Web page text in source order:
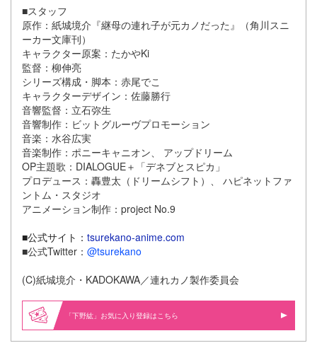
■スタッフ
原作：紙城境介『継母の連れ子が元カノだった』（角川スニ
ーカー文庫刊）
キャラクター原案：たかやKi
監督：柳伸亮
シリーズ構成・脚本：赤尾でこ
キャラクターデザイン：佐藤勝行
音響監督：立石弥生
音響制作：ビットグルーヴプロモーション
音楽：水谷広実
音楽制作：ポニーキャニオン、 アップドリーム
OP主題歌：DIALOGUE＋「デネブとスピカ」
プロデュース：轟豊太（ドリームシフト）、 ハピネットファ
ントム・スタジオ
アニメーション制作：project No.9
■公式サイト： tsurekano-anime.com
■公式Twitter： @tsurekano
(C)紙城境介・KADOKAWA／連れカノ製作委員会
「下野紘」お気に入り登録はこちら